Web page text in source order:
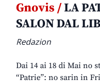
Gnovis /LA
SALON DAL
Redazion
Dai 14 ai 18 di Mai no
“Patrie”: no sarin in